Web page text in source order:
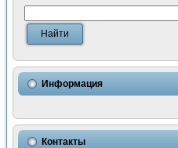
Измерение шумовых
Измерительный
Использование NI
Исследовние
Математическое
Применение
Симуляция отклика
Информация
Контакты